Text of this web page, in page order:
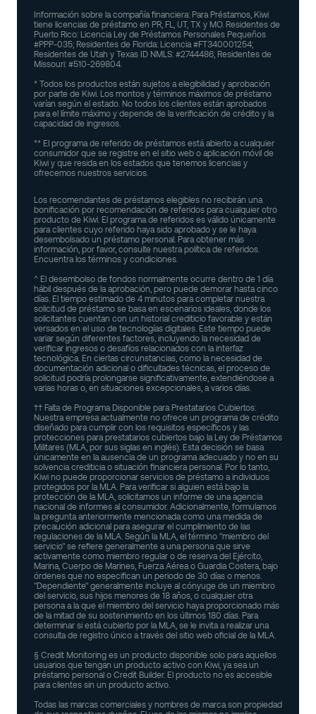
Información sobre la compañía financiera: Para Préstamos, Kiwi
tiene licencias de préstamo en PR, FL, UT, TX y MO. Residentes de
Puerto Rico: Licencia Ley de Préstamos Personales Pequeños
#PPP-035; Residentes de Florida: Licencia #FT340001254;
Residentes de Utah y Texas ID NMLS: #2744486; Residentes de
Missouri: #510-269804.
* Todos los productos están sujetos a elegibilidad y aprobación
por parte de Kiwi. Los montos y términos máximos de préstamo
varían según el estado. No todos los clientes están aprobados
para el límite máximo y depende de la verificación de crédito y la
capacidad de ingresos.
** El programa de referido de préstamos está abierto a cualquier
consumidor que se registre en el sitio web o aplicación móvil de
Kiwi y que resida en los estados que tenemos licencias y
ofrecemos nuestros servicios.
Los recomendantes de préstamos elegibles no recibirán una
bonificación por recomendación de referidos para cualquier otro
producto de Kiwi. El programa de referidos es válido únicamente
para clientes cuyo referido haya sido aprobado y se le haya
desembolsado un préstamo personal. Para obtener más
información, por favor, consulte nuestra política de referidos.
Encuentra los términos y condiciones.
^ El desembolso de fondos normalmente ocurre dentro de 1 día
hábil después de la aprobación, pero puede demorar hasta cinco
días. El tiempo estimado de 4 minutos para completar nuestra
solicitud de préstamo se basa en escenarios ideales, donde los
solicitantes cuentan con un historial crediticio favorable y están
versados en el uso de tecnologías digitales. Este tiempo puede
variar según diferentes factores, incluyendo la necesidad de
verificar ingresos o desafíos relacionados con la interfaz
tecnológica. En ciertas circunstancias, como la necesidad de
documentación adicional o dificultades técnicas, el proceso de
solicitud podría prolongarse significativamente, extendiéndose a
varias horas o, en situaciones excepcionales, a varios días.
†† Falta de Programa Disponible para Prestatarios Cubiertos:
Nuestra empresa actualmente no ofrece un programa de crédito
diseñado para cumplir con los requisitos específicos y las
protecciones para prestatarios cubiertos bajo la Ley de Préstamos
Militares (MLA, por sus siglas en inglés). Esta decisión se basa
únicamente en la ausencia de un programa adecuado y no en su
solvencia crediticia o situación financiera personal. Por lo tanto,
Kiwi no puede proporcionar servicios de préstamo a individuos
protegidos por la MLA. Para verificar si alguien está bajo la
protección de la MLA, solicitamos un informe de una agencia
nacional de informes al consumidor. Adicionalmente, formulamos
la pregunta anteriormente mencionada como una medida de
precaución adicional para asegurar el cumplimiento de las
regulaciones de la MLA. Según la MLA, el término "miembro del
servicio" se refiere generalmente a una persona que sirve
activamente como miembro regular o de reserva del Ejército,
Marina, Cuerpo de Marines, Fuerza Aérea o Guardia Costera, bajo
órdenes que no especifican un periodo de 30 días o menos.
"Dependiente" generalmente incluye al cónyuge de un miembro
del servicio, sus hijos menores de 18 años, o cualquier otra
persona a la que el miembro del servicio haya proporcionado más
de la mitad de su sostenimiento en los últimos 180 días. Para
determinar si está cubierto por la MLA, se le invita a realizar una
consulta de registro único a través del sitio web oficial de la MLA.
§ Credit Monitoring es un producto disponible solo para aquellos
usuarios que tengan un producto activo con Kiwi, ya sea un
préstamo personal o Credit Builder. El producto no es accesible
para clientes sin un producto activo.
Todas las marcas comerciales y nombres de marca son propiedad